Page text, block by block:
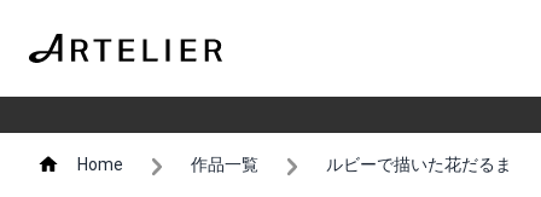
Home 作品一覧 ルビーで描いた花だるま